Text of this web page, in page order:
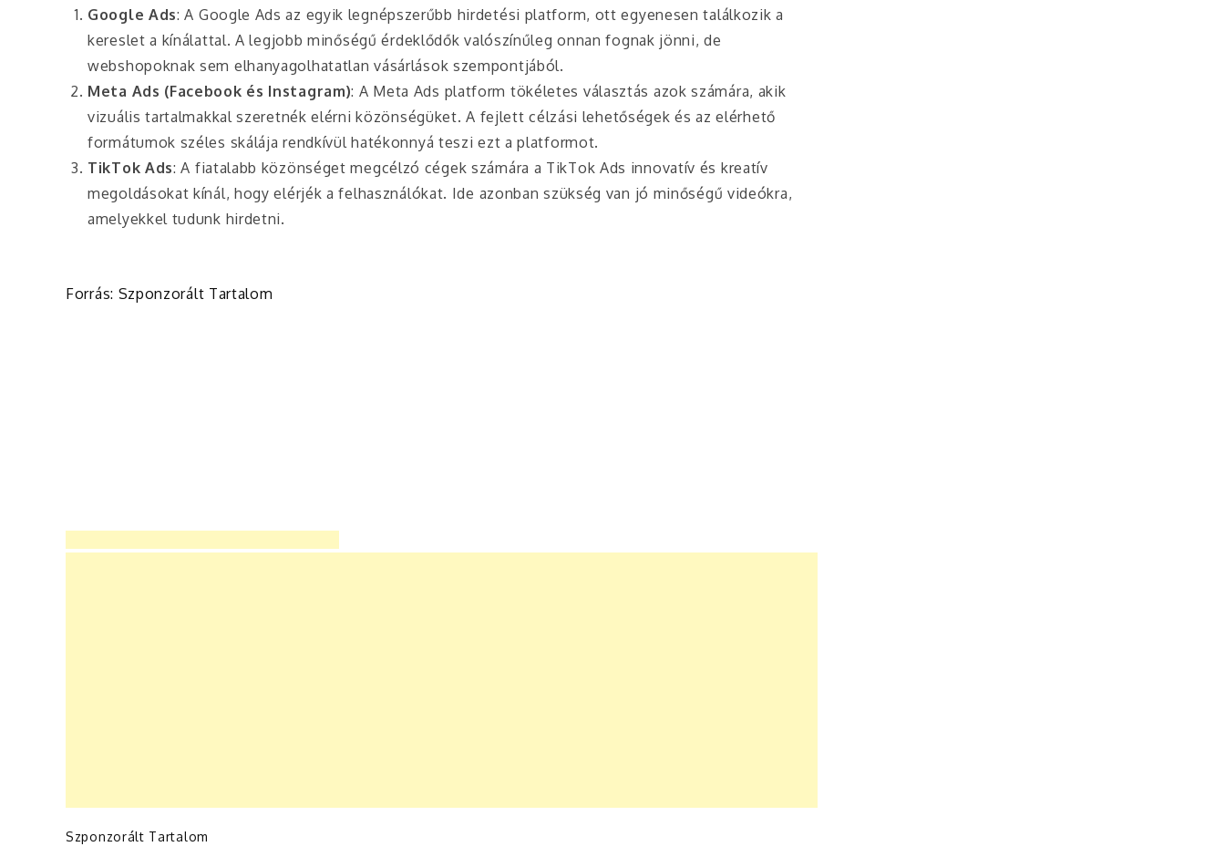
Google Ads: A Google Ads az egyik legnépszerűbb hirdetési platform, ott egyenesen találkozik a
kereslet a kínálattal. A legjobb minőségű érdeklődők valószínűleg onnan fognak jönni, de
webshopoknak sem elhanyagolhatatlan vásárlások szempontjából.
Meta Ads (Facebook és Instagram): A Meta Ads platform tökéletes választás azok számára, akik
vizuális tartalmakkal szeretnék elérni közönségüket. A fejlett célzási lehetőségek és az elérhető
formátumok széles skálája rendkívül hatékonnyá teszi ezt a platformot.
TikTok Ads: A fiatalabb közönséget megcélzó cégek számára a TikTok Ads innovatív és kreatív
megoldásokat kínál, hogy elérjék a felhasználókat. Ide azonban szükség van jó minőségű videókra,
amelyekkel tudunk hirdetni.
Forrás: Szponzorált Tartalom
Szponzorált Tartalom